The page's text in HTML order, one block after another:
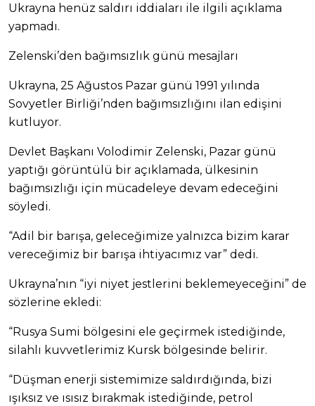
Ukrayna henüz saldırı iddiaları ile ilgili açıklama
yapmadı.
Zelenski’den bağımsızlık günü mesajları
Ukrayna, 25 Ağustos Pazar günü 1991 yılında
Sovyetler Birliği’nden bağımsızlığını ilan edişini
kutluyor.
Devlet Başkanı Volodimir Zelenski, Pazar günü
yaptığı görüntülü bir açıklamada, ülkesinin
bağımsızlığı için mücadeleye devam edeceğini
söyledi.
“Adil bir barışa, geleceğimize yalnızca bizim karar
vereceğimiz bir barışa ihtiyacımız var” dedi.
Ukrayna’nın “iyi niyet jestlerini beklemeyeceğini” de
sözlerine ekledi:
“Rusya Sumi bölgesini ele geçirmek istediğinde,
silahlı kuvvetlerimiz Kursk bölgesinde belirir.
“Düşman enerji sistemimize saldırdığında, bizi
ışıksız ve ısısız bırakmak istediğinde, petrol